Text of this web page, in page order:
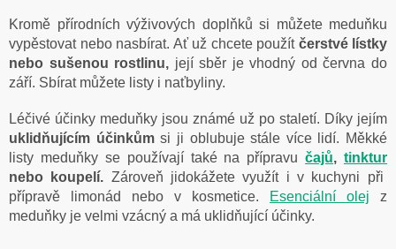
Kromě přírodních výživových doplňků si můžete meduňku
vypěstovat nebo nasbírat. Ať už chcete použít čerstvé lístky
nebo sušenou rostlinu, její sběr je vhodný od června do
září. Sbírat můžete listy i naťbyliny.
Léčivé účinky meduňky jsou známé už po staletí. Díky jejím
uklidňujícím účinkůmsi ji oblubuje stále více lidí. Měkké
listy meduňky se používají také na přípravučajů, tinktur
nebo koupelí. Zároveň jidokážete využít i v kuchyni při
přípravě limonád nebo v kosmetice.
Esenciální olej z
meduňky je velmi vzácný a má uklidňující účinky.